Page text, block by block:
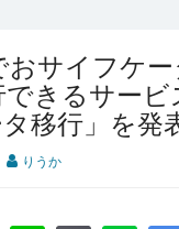
おサイフケ
きるサービ
移行」を発
りうか